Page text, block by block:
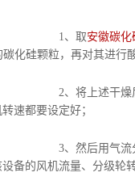
取安徽碳化
碳化硅颗粒，再对其进行
上述干燥后的碳化
速都要设定好；
后用气流分级机对碳
备的风机流量、分级轮转